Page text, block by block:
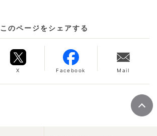
このページをシェアする
X Facebook Mail